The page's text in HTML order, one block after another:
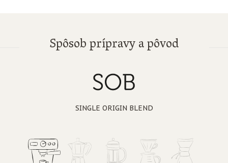
Spôsob prípravy a pôvod
SINGLE ORIGIN BLEND